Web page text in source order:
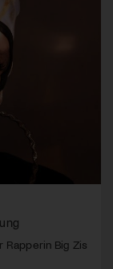
Rapperin Big Zis